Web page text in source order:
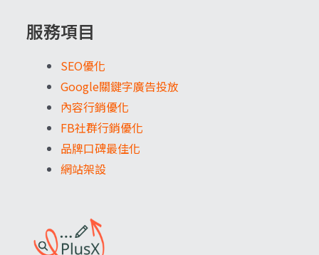
服務項目
SEO優化
Google關鍵字廣告投放
內容行銷優化
FB社群行銷優化
品牌口碑最佳化
網站架設